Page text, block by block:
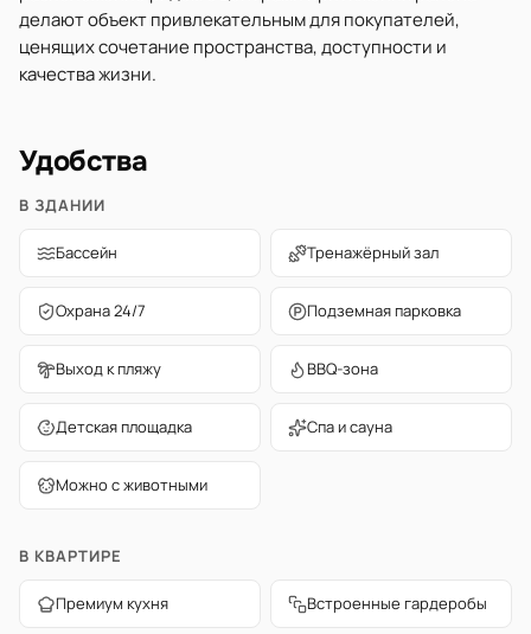
делают объект привлекательным для покупателей,
ценящих сочетание пространства, доступности и
качества жизни.
Удобства
В ЗДАНИИ
Бассейн Тренажёрный зал
Охрана 24/7 Подземная парковка
Выход к пляжу BBQ-зона
Детская площадка Спа и сауна
Можно с животными
В КВАРТИРЕ
Премиум кухня Встроенные гардеробы